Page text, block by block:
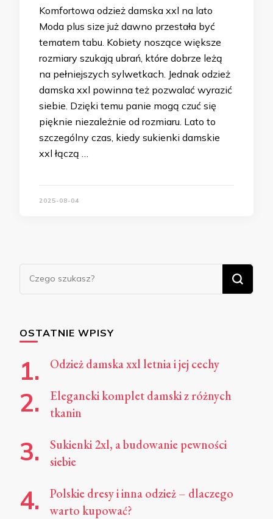
Komfortowa odzież damska xxl na lato
Moda plus size już dawno przestała być
tematem tabu. Kobiety noszące większe
rozmiary szukają ubrań, które dobrze leżą
na pełniejszych sylwetkach. Jednak odzież
damska xxl powinna też pozwalać wyrazić
siebie. Dzięki temu panie mogą czuć się
pięknie niezależnie od rozmiaru. Lato to
szczególny czas, kiedy sukienki damskie
xxl łączą …
2025-08-04
Szukasz
OSTATNIE WPISY
Odzież damska xxl letnia i jej cechy
Elegancki komplet damski z różnych
tkanin
Sukienki 2xl, a budowanie pewności
siebie
Polskie dresy i inna odzież – dlaczego
warto kupować?